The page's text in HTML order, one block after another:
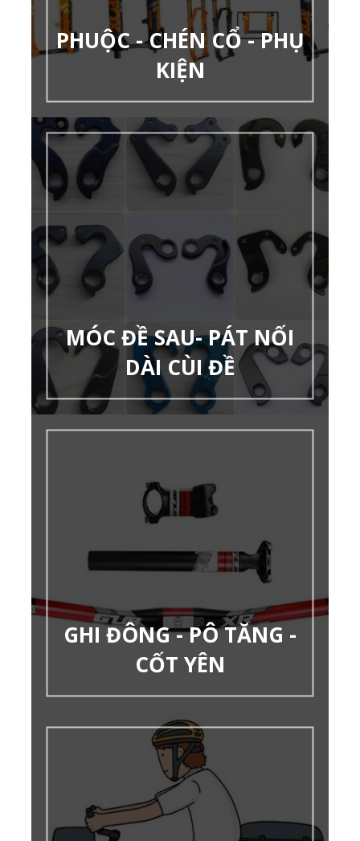
PHUỘC - CHÉN CỔ - PHỤ
KIỆN
MÓC ĐỀ SAU- PÁT NỐI
DÀI CÙI ĐỀ
GHI ĐÔNG - PÔ TĂNG -
CỐT YÊN